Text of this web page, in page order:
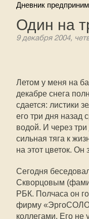
Дневник
Один на
9 декабря 2004,
Летом у меня на
декабре снега
сдается: листики
его три дня назад
водой. И через
сильная тяга к
на этот цветок. Он
Сегодня
Скворцовым
РБК. Полчаса он
фирму
коллегами. Его не